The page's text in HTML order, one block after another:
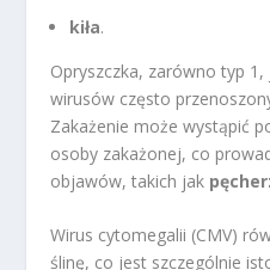
kiła.
Opryszczka, zarówno typ
wirusów często
Zakażenie może wystąpić
osoby zakażonej, co
objawów, takich jak
Wirus cytomegalii (CMV)
ślinę, co jest szczególnie